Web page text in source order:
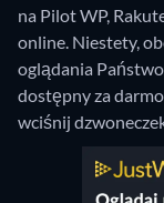
na Pilot WP,
online. Niestety,
oglądania
dostępny za
wciśnij